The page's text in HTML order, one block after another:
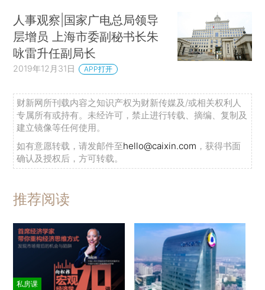
人事观察|国家广电总局领导
层增员 上海市委副秘书长朱
咏雷升任副局长
2019年12月31日 APP打开
财新网所刊载内容之知识产权为财新传媒及/或相关权利人
专属所有或持有。未经许可，禁止进行转载、摘编、复制及
建立镜像等任何使用。
如有意愿转载，请发邮件至hello@caixin.com ，获得书面
确认及授权后，方可转载。
推荐阅读
私房课